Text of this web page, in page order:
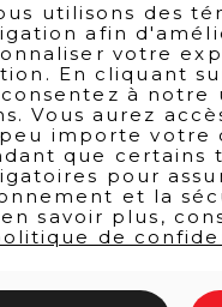
utilisons des
afin
votre
En cliquant
consentez à notre
Vous aurez
importe votre
que certains
pour
et la
savoir plus,
de